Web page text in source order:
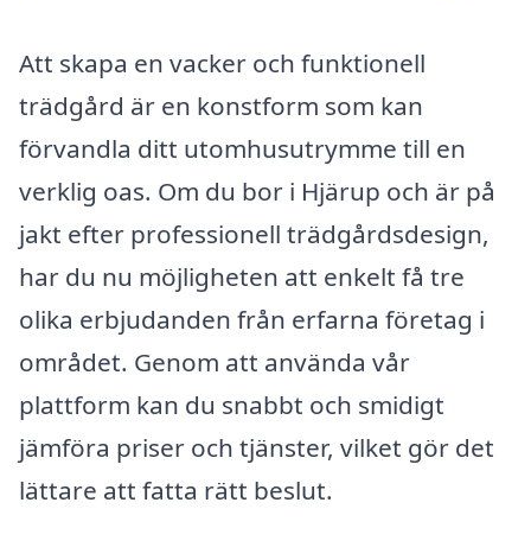
Att skapa en vacker och funktionell
trädgård är en konstform som kan
förvandla ditt utomhusutrymme till en
verklig oas. Om du bor i Hjärup och är på
jakt efter professionell trädgårdsdesign,
har du nu möjligheten att enkelt få tre
olika erbjudanden från erfarna företag i
området. Genom att använda vår
plattform kan du snabbt och smidigt
jämföra priser och tjänster, vilket gör det
lättare att fatta rätt beslut.